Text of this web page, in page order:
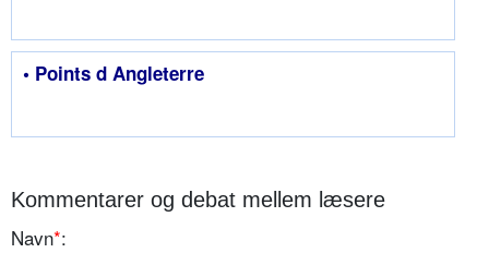
• Points d Angleterre
Kommentarer og debat mellem læsere
Navn*: